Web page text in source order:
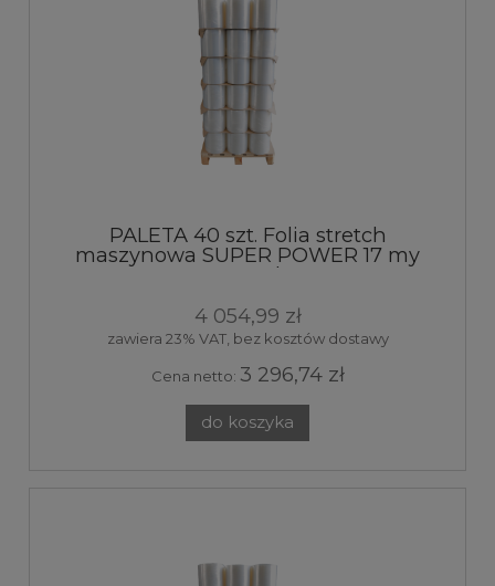
PALETA 40 szt. Folia stretch
maszynowa SUPER POWER 17 my
transparent 7 kg 320%
4 054,99 zł
zawiera 23% VAT, bez kosztów dostawy
Cena netto: 3 296,74 zł
do koszyka